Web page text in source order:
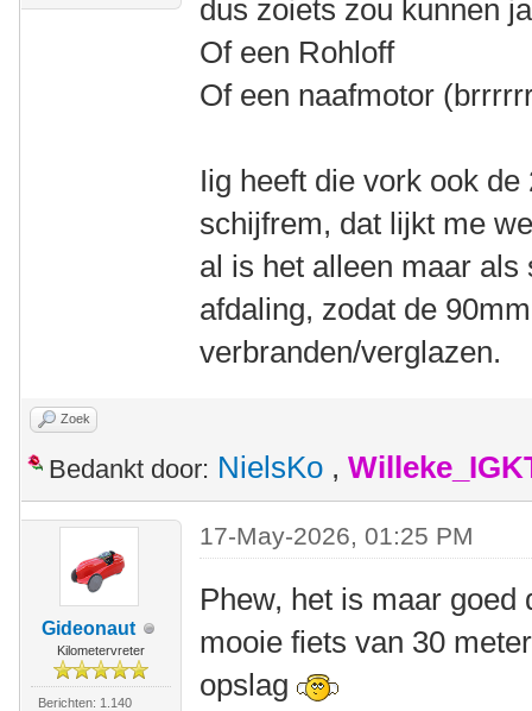
dus zoiets zou kunnen
Of een Rohloff
Of een naafmotor
Iig heeft die vork ook
schijfrem, dat lijkt me
al is het alleen maar
afdaling, zodat de
verbranden/verglazen.
Zoek
Bedankt door: NielsKo ,
Gideonaut
Kilometervreter
Berichten: 1.140
17-May-2026, 01:25 PM
Phew, het is maar
mooie fiets van 30
opslag